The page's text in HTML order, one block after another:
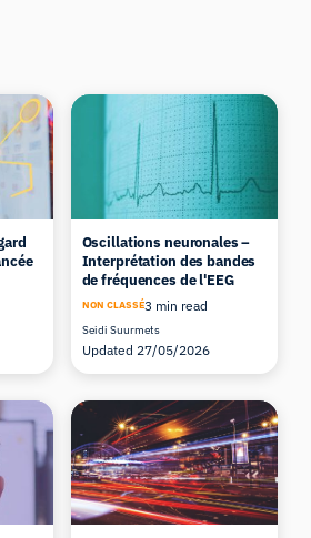
Oscillations neuronales –
Interprétation des bandes
de fréquences de l'EEG
NON CLASSÉ3 min read
Seidi Suurmets
Updated 27/05/2026